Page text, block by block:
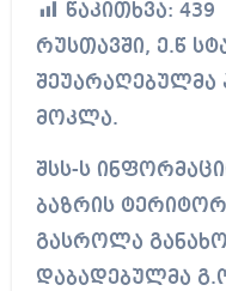
წაკითხვა: 439
რუსთავში, ე.წ სტამბოლის მაზრობაზე
შეუარაღებულმა
მოკლა.
შსს-ს
ბაზრის
გასროლა
დაბადებულმა